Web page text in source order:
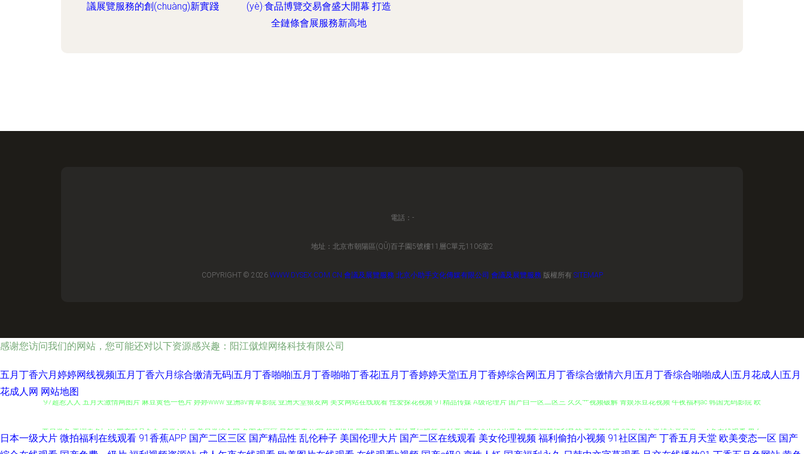
議展覽服務的創(chuàng)新實踐
(yè)·食品博覽交易會盛大開幕 打造
全鏈條會展服務新高地
電話：-
地址：北京市朝陽區(QŪ)百子園5號樓11層C單元1106室2
COPYRIGHT © 2026 WWW.DYSEX.COM.CN 會議及展覽服務 北京小助手文化傳媒有限公司 會議及展覽服務 版權所有 SITEMAP
感谢您访问我们的网站，您可能还对以下资源感兴趣：阳江僦煌网络科技有限公司
五月丁香六月婷婷网线视频|五月丁香六月综合缴清无码|五月丁香啪啪|五月丁香啪啪丁香花|五月丁香婷婷天堂|五月丁香婷综合网|五月丁香综合缴情六月|五月丁香综合啪啪成人|五月花成人|五月
花成人网 网站地图
97超惹人人 五月天激情网图片 麻豆黄色一色片 婷婷www 亚洲av青草影院 亚洲天堂狼友网 美女网站在线观看 性爱探花视频 91精品传媒 A级论理片 国产白一区二区三 久久艹视频破解 青娱乐豆花视频 午夜福利ac 韩国无码影院 欧
日本一级大片 微拍福利在线观看 91香蕉APP 国产二区三区 国产精品性 乱伦种子 美国伦理大片 国产二区在线观看 美女伦理视频 福利偷拍小视频 91社区国产 丁香五月天堂 欧美变态一区 国产